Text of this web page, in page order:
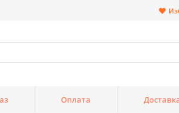
Оплата